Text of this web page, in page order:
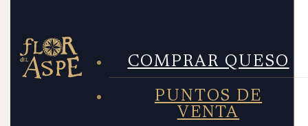
COMPRAR QUESO
PUNTOS DE
VENTA